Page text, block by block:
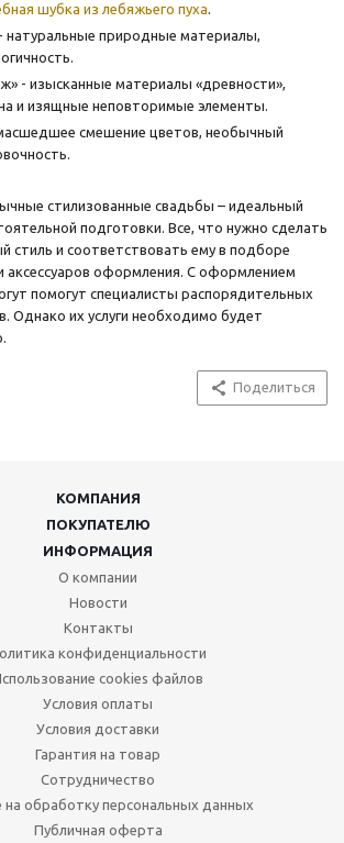
шубка из лебяжьего пуха.
- натуральные природные материалы,
- изысканные материалы «древности»,
и изящные неповторимые элементы.
смешение цветов, необычный
стилизованные свадьбы – идеальный
подготовки. Все, что нужно сделать
стиль и соответствовать ему в подборе
аксессуаров оформления. С оформлением
помогут специалисты распорядительных
Однако их услуги необходимо будет
Поделиться
КОМПАНИЯ
ПОКУПАТЕЛЮ
ИНФОРМАЦИЯ
О компании
Новости
Контакты
конфиденциальности
cookies файлов
Условия оплаты
Условия доставки
Гарантия на товар
Сотрудничество
на обработку персональных данных
Публичная оферта